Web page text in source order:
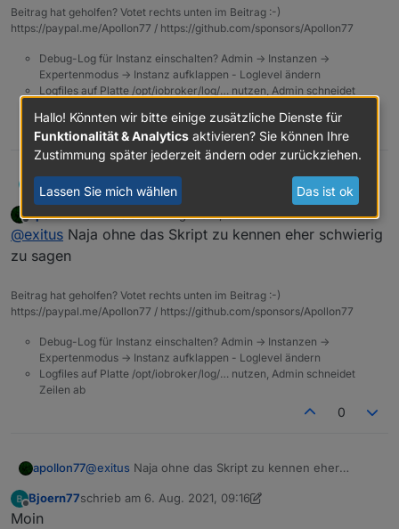
28.98 GB
freier Festplattenspeicher
Anzahl der Adapter
338
Betriebszeit
00:06:25
Aktive Instanzen
38
ion" has to be type "value.precipitation" but received
type "number"
Issues folgen gleich!
Beitrag hat geholfen? Votet rechts unten im Beitrag :-)
https://paypal.me/Apollon77 / https://github.com/sponsors/Apollon77
Debug-Log für Instanz einschalten? Admin -> Instanzen ->
Expertenmodus -> Instanz aufklappen - Loglevel ändern
Logfiles auf Platte /opt/iobroker/log/… nutzen, Admin schneidet
exitus
Hallo,
nach dem update funktionieren bei die Blocky scripte
nicht mehr woran kann es liegen.
raspberrypi
Plattform
linux
Architektur
arm
CPUs
4
Geschwindigkeit
3.74 GB
06:25:21
01:29:57.404	error	javascript.0 (5232)
01:29:57.404	error	javascript.0 (5232) at
01:29:57.405	error	javascript.0 (5232) at
javascript.0	2021-08-06 01:31:13.193
javascript.0	2021-08-06 01:31:13.192	error
Offline
apollon77schrieb am6. Aug. 2021, 08:21
zuletzt editiert von
@exitus Naja ohne das Skript zu kennen eher schwierig
zu sagen
Beitrag hat geholfen? Votet rechts unten im Beitrag :-)
https://paypal.me/Apollon77 / https://github.com/sponsors/Apollon77
Debug-Log für Instanz einschalten? Admin -> Instanzen ->
Expertenmodus -> Instanz aufklappen - Loglevel ändern
Logfiles auf Platte /opt/iobroker/log/… nutzen, Admin schneidet
Zeilen ab
0
apollon77@exitus Naja ohne das Skript zu kennen eher
Offline
Bjoern77schrieb am 6. Aug. 2021, 09:16
zuletzt editiert von Bjoern77 8. Juni 2021, 11:26
Moin
Hallo! Könnten wir bitte einige zusätzliche Dienste für
Funktionalität & Analytics aktivieren? Sie können Ihre
Zustimmung später jederzeit ändern oder zurückziehen.
Lassen Sie mich wählen Das ist ok